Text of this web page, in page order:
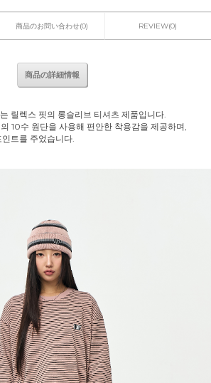
商品のお問い合わせ(0) REVIEW(0)
商品の詳細情報
릴렉스 핏의 롱슬리브 티셔츠 제품입니다.
10수 원단을 사용해 편안한 착용감을 제공하며,
트를 주었습니다.